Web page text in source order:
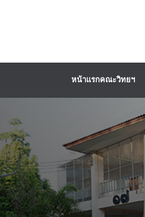
หน้าแรกคณะวิทยฯ